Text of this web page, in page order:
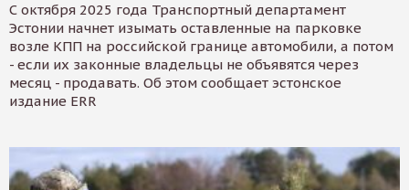
С октября 2025 года Транспортный департамент
Эстонии начнет изымать оставленные на парковке
возле КПП на российской границе автомобили, а потом
- если их законные владельцы не объявятся через
месяц - продавать. Об этом сообщает эстонское
издание ERR